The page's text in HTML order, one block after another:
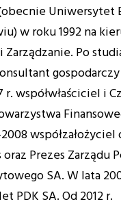
Uniwersytet
w roku 1992 na
Zarządzanie. Po
r. współwłaściciel i
Prezes Zarządu
SA. W lata
PDK SA. Od 2012 r.